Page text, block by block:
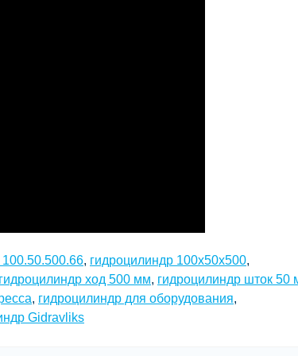
, гидроцилиндр 100х50х500,
гидроцилиндр ход 500 мм, гидроцилиндр шток 50
, гидроцилиндр для оборудования,
Gidravliks